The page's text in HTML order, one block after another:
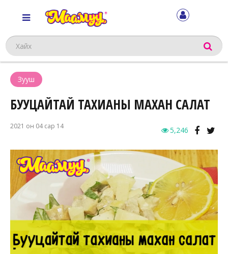
Хайх
Зууш
БУУЦАЙТАЙ ТАХИАНЫ МАХАН САЛАТ
2021 он 04 сар 14 5,246